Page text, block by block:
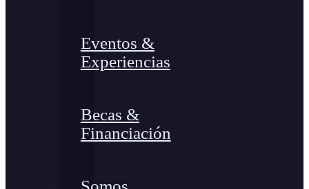
Eventos &
Experiencias
Becas &
Financiación